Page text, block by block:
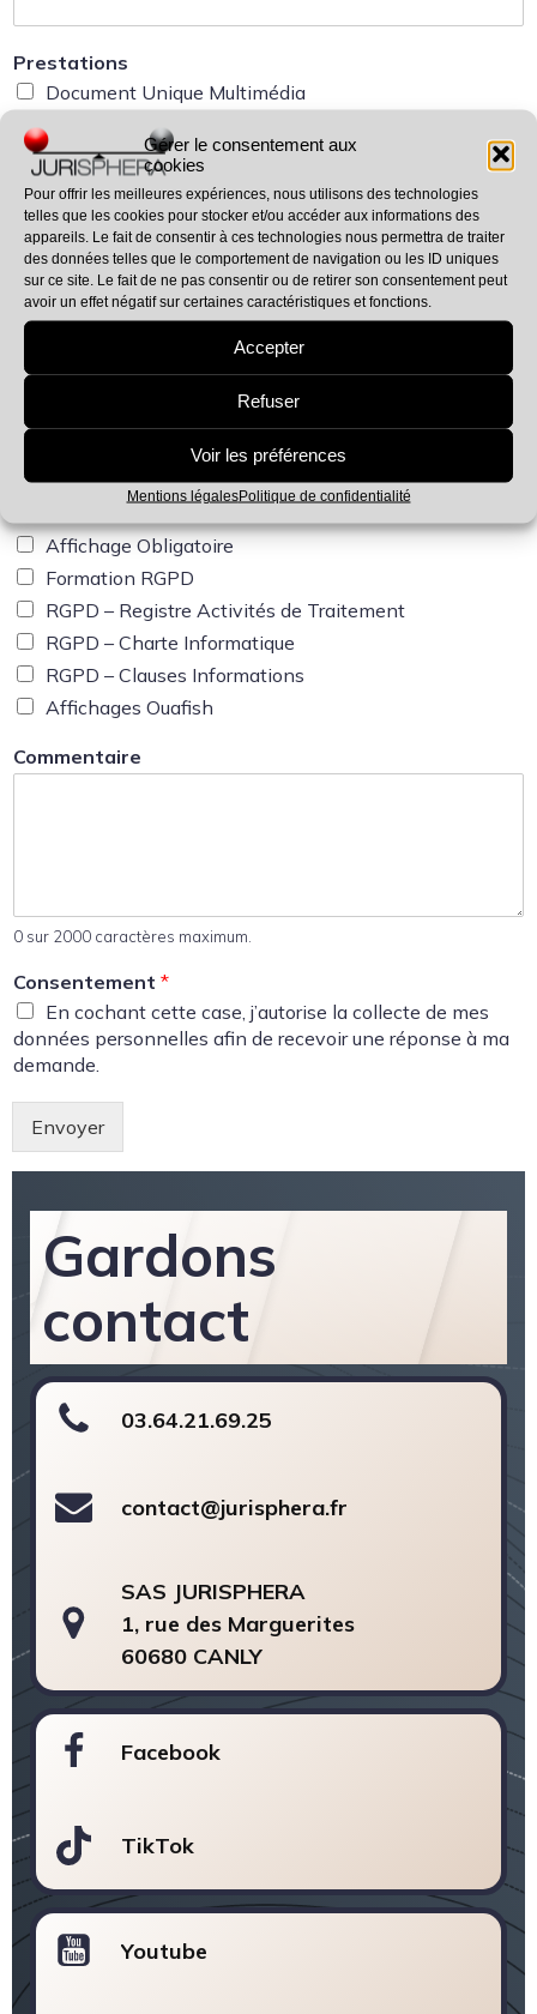
Gérer le consentement aux
cookies
Pour offrir les meilleures expériences, nous utilisons des technologies
telles que les cookies pour stocker et/ou accéder aux informations des
appareils. Le fait de consentir à ces technologies nous permettra de traiter
des données telles que le comportement de navigation ou les ID uniques
sur ce site. Le fait de ne pas consentir ou de retirer son consentement peut
avoir un effet négatif sur certaines caractéristiques et fonctions.
Accepter
Refuser
Voir les préférences
Mentions légalesPolitique de confidentialité
Prestations
Document Unique Multimédia
Document Unique
Risques Psychosociaux
Compte Professionnel de Prévention
Livret Accueil Sécurité
Règlement Intérieur
Qualité de Vie au Travail
Formation RSSTO
Pack Entretiens Individuels
Protocole de Sécurité
Affichage Obligatoire
Formation RGPD
RGPD – Registre Activités de Traitement
RGPD – Charte Informatique
RGPD – Clauses Informations
Affichages Ouafish
Commentaire
0 sur 2000 caractères maximum.
Consentement *
En cochant cette case, j’autorise la collecte de mes
données personnelles afin de recevoir une réponse à ma
demande.
Envoyer
Gardons
contact
03.64.21.69.25
contact@jurisphera.fr
SAS JURISPHERA
1, rue des Marguerites
60680 CANLY
Facebook
TikTok
Youtube